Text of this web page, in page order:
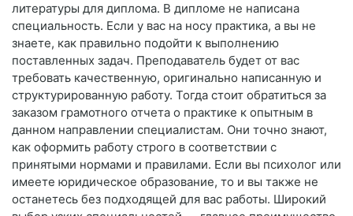
литературы для диплома. В дипломе не написана
специальность. Если у вас на носу практика, а вы не
знаете, как правильно подойти к выполнению
поставленных задач. Преподаватель будет от вас
требовать качественную, оригинально написанную и
структурированную работу. Тогда стоит обратиться за
заказом грамотного отчета о практике к опытным в
данном направлении специалистам. Они точно знают,
как оформить работу строго в соответствии с
принятыми нормами и правилами. Если вы психолог или
имеете юридическое образование, то и вы также не
останетесь без подходящей для вас работы. Широкий